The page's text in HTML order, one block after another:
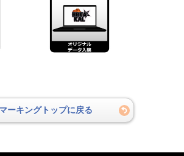
キングトップに戻る